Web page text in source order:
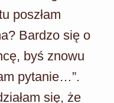
poszłam
Bardzo się o
byś znowu
pytanie…”.
się, że